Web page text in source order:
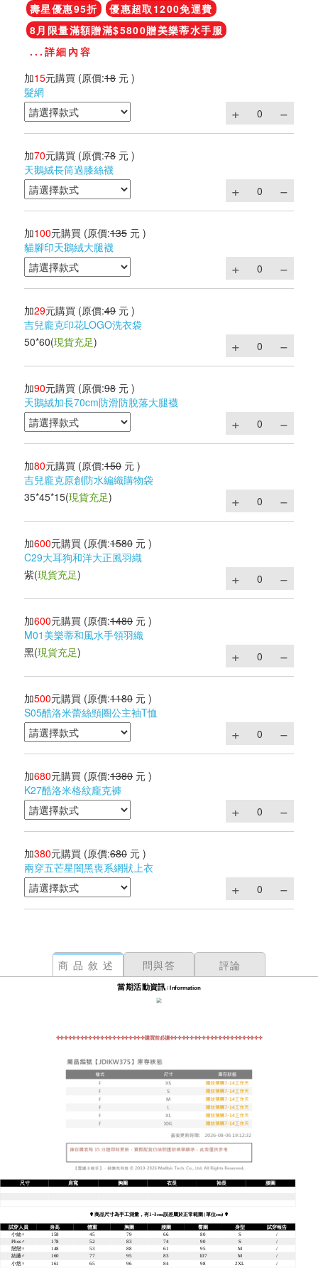
壽星優惠95折
優惠超取1200免運費
8月限量滿額贈滿$5800贈美樂蒂水手服
...詳細內容
加15元購買 (原價:18 元 )
髮網
加70元購買 (原價:78 元 )
天鵝絨長筒過膝絲襪
加100元購買 (原價:135 元 )
貓腳印天鵝絨大腿襪
加29元購買 (原價:49 元 )
吉兒龐克印花LOGO洗衣袋
50*60(現貨充足)
加90元購買 (原價:98 元 )
天鵝絨加長70cm防滑防脫落大腿襪
加80元購買 (原價:150 元 )
吉兒龐克原創防水編織購物袋
35*45*15(現貨充足)
加600元購買 (原價:1580 元 )
C29大耳狗和洋大正風羽織
紫(現貨充足)
加600元購買 (原價:1480 元 )
M01美樂蒂和風水手領羽織
黑(現貨充足)
加500元購買 (原價:1180 元 )
S05酷洛米蕾絲頸圈公主袖T恤
加680元購買 (原價:1380 元 )
K27酷洛米格紋龐克褲
加380元購買 (原價:680 元 )
兩穿五芒星闇黑喪系網狀上衣
商品敘述 問與答 評論